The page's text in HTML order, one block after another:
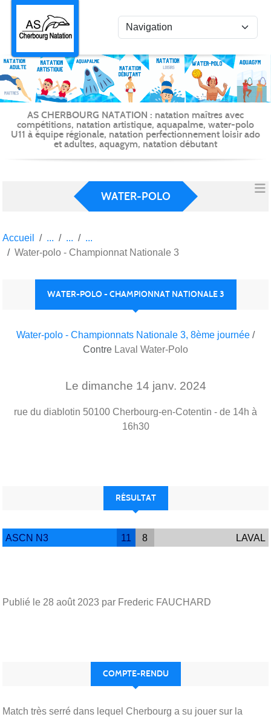
AS CHERBOURG NATATION : natation maîtres avec
compétitions, natation artistique, aquapalme, water-polo
U11 à équipe régionale, natation perfectionnement loisir ado
et adultes, aquagym, natation débutant
WATER-POLO
Accueil
Water-polo - Championnat Nationale 3
WATER-POLO - CHAMPIONNAT NATIONALE 3
Water-polo - Championnats Nationale 3, 8ème journée /
Contre Laval Water-Polo
Le dimanche 14 janv. 2024
rue du diablotin 50100 Cherbourg-en-Cotentin - de 14h à
16h30
RÉSULTAT
ASCN N3 11 8 LAVAL
Publié le 28 août 2023 par Frederic FAUCHARD
COMPTE-RENDU
Match très serré dans lequel Cherbourg a su jouer sur la
Panneau de gestion des cookies